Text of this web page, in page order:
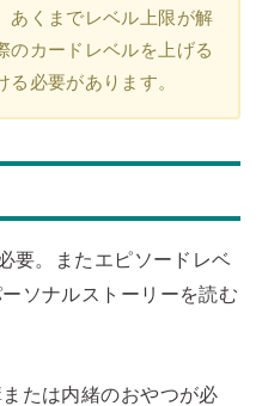
あくまでレベル上限が解
のカードレベルを上げる
必要があります。
要。またエピソードレベ
ソナルストーリーを読む
たは内緒のおやつが必